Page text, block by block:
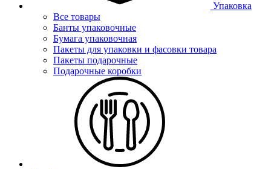
Упаковка
Все товары
Банты упаковочные
Бумага упаковочная
Пакеты для упаковки и фасовки товара
Пакеты подарочные
Подарочные коробки